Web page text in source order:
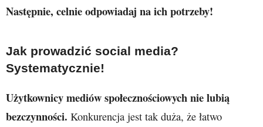
Następnie, celnie odpowiadaj na ich potrzeby!
Jak prowadzić social media?
Systematycznie!
Użytkownicy mediów społecznościowych nie lubią
bezczynności. Konkurencja jest tak duża, że łatwo